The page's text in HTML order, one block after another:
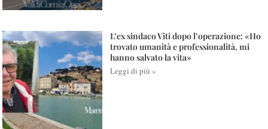
L’ex sindaco Viti dopo l’operazione: «Ho
trovato umanità e professionalità, mi
hanno salvato la vita»
Leggi di più »